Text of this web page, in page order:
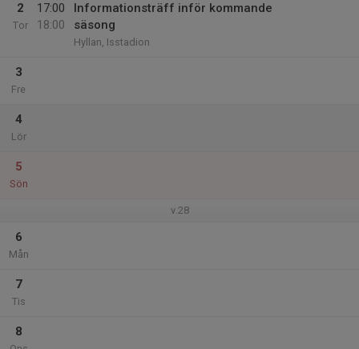
2
Tor
17:00
18:00
Informationsträff inför kommande
säsong
Hyllan, Isstadion
3
Fre
4
Lör
5
Sön
v.28
6
Mån
7
Tis
8